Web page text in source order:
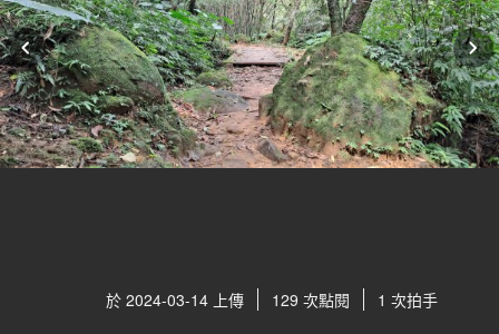
於 2024-03-14 上傳 129 次點閱 1 次拍手